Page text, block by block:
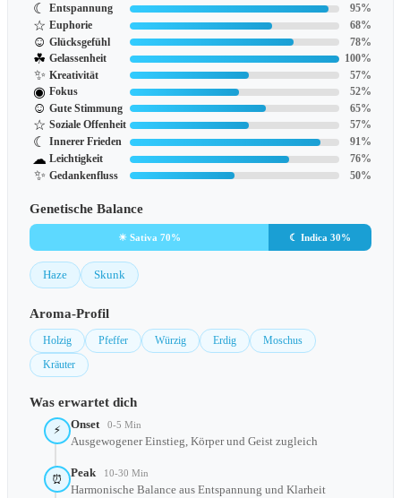
☾ Entspannung 95%
☆ Euphorie 68%
☺ Glücksgefühl 78%
☘ Gelassenheit 100%
✨ Kreativität 57%
◉ Fokus 52%
☺ Gute Stimmung 65%
☆ Soziale Offenheit 57%
☾ Innerer Frieden 91%
☁ Leichtigkeit 76%
✨ Gedankenfluss 50%
Genetische Balance
☀ Sativa 70% ☾ Indica 30%
Haze Skunk
Aroma-Profil
Holzig Pfeffer Würzig Erdig
Moschus
Kräuter
Was erwartet dich
⚡ Onset 0-5 Min
Ausgewogener Einstieg, Körper und Geist zugleich
⏰ Peak 10-30 Min
Harmonische Balance aus Entspannung und Klarheit